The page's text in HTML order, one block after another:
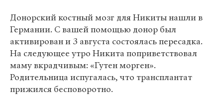
Донорский костный мозг для Никиты нашли в
Германии. С вашей помощью донор был
активирован и 3 августа состоялась пересадка.
На следующее утро Никита поприветствовал
маму вкрадчивым: «Гутен морген».
Родительница испугалась, что трансплантат
прижился бесповоротно.